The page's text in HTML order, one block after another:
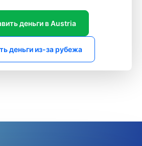
деньги в Austria
деньги из-за рубежа